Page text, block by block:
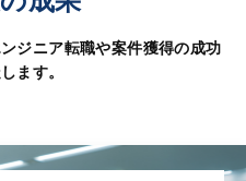
ジニア転職や案件獲得の成功
ます。